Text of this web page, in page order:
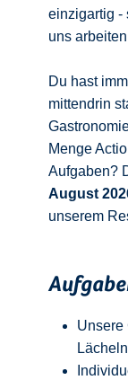
einzigartig -
uns
Du hast
mittendrin
Menge
Aufgaben?
August
unserem
Unsere
Lächeln